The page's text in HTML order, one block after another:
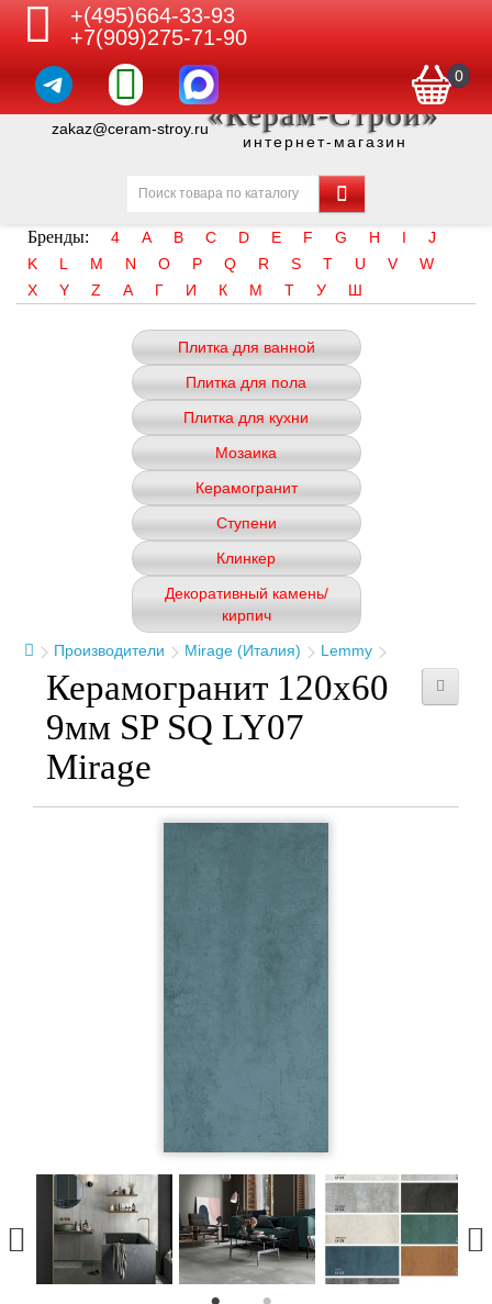
+(495)664-33-93
+7(909)275-71-90
0
zakaz@ceram-stroy.ru«Керам-Строй»
интернет-магазин
Бренды: 4 A B C D E F G H I
J
K
L M N O P Q R S T U V
W
X
Y Z А Г И К М Т У Ш
Плитка для ванной
Плитка для пола
Плитка для кухни
Мозаика
Керамогранит
Ступени
Клинкер
Декоративный камень/
кирпич
Производители
Mirage (Италия) Lemmy
Керамогранит 120x60
9мм SP SQ LY07
Mirage